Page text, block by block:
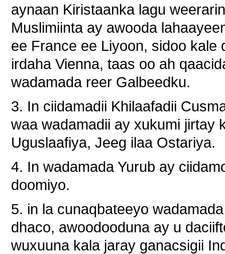
aynaan Kiristaanka lagu
Muslimiinta ay awooda
ee France ee Liyoon, sidoo kale
irdaha Vienna, taas oo ah
wadamada reer Galbeedku.
3. In ciidamadii Khilaafadii
waa wadamadii ay xukumi jirtay
Uguslaafiya, Jeeg ilaa Ostariya.
4. In wadamada Yurub ay
doomiyo.
5. in la cunaqbateeyo
dhaco, awoodooduna ay u
wuxuuna kala jaray ganacsigii